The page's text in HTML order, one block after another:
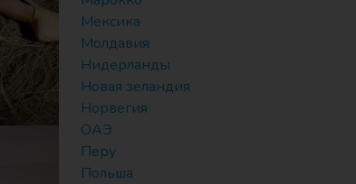
Мексика
Молдавия
Нидерланды
Новая зеландия
Норвегия
ОАЭ
Перу
Польша